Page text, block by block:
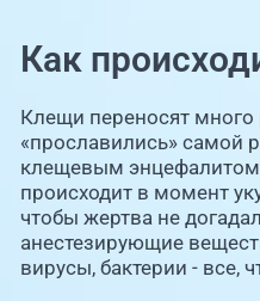
Как
Клещи переносят
«прославились» самой
клещевым
происходит в момент
чтобы жертва не
анестезирующие
вирусы, бактерии - все,